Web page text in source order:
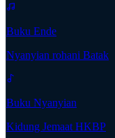
Buku Ende
Nyanyian rohani Batak
Buku Nyanyian
Kidung Jemaat HKBP